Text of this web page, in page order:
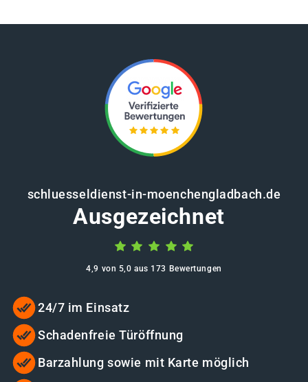
schluesseldienst-in-moenchengladbach.de
Ausgezeichnet
4,9 von 5,0 aus 173 Bewertungen
24/7 im Einsatz
Schadenfreie Türöffnung
Barzahlung sowie mit Karte möglich